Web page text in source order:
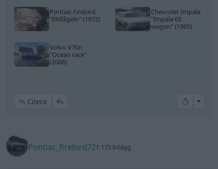
Pontiac Firebird
"Eldfågeln"(1972)
Chevrolet Impala
"Impala 65
wagon"(1965)
Volvo V70n
"Ocean race"
(2006)
Citera All
Pontiac_firebird721 173 Inlägg